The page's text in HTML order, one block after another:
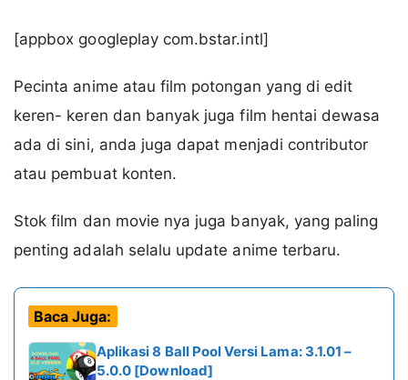
[appbox googleplay com.bstar.intl]
Pecinta anime atau film potongan yang di edit
keren- keren dan banyak juga film hentai dewasa
ada di sini, anda juga dapat menjadi contributor
atau pembuat konten.
Stok film dan movie nya juga banyak, yang paling
penting adalah selalu update anime terbaru.
Baca Juga:
Aplikasi 8 Ball Pool Versi Lama: 3.1.01 –
5.0.0 [Download]